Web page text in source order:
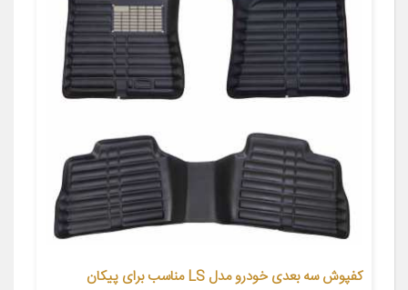
کفپوش سه بعدی خودرو مدل LS مناسب برای پیکان